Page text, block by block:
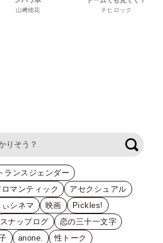
山﨑穂花 チヒロック
ランスジェンダー
ロマンティック
アセクシュアル
シネマ 映画
Pickles!
スナップログ
恋の三十一文字
anone.
性トーク